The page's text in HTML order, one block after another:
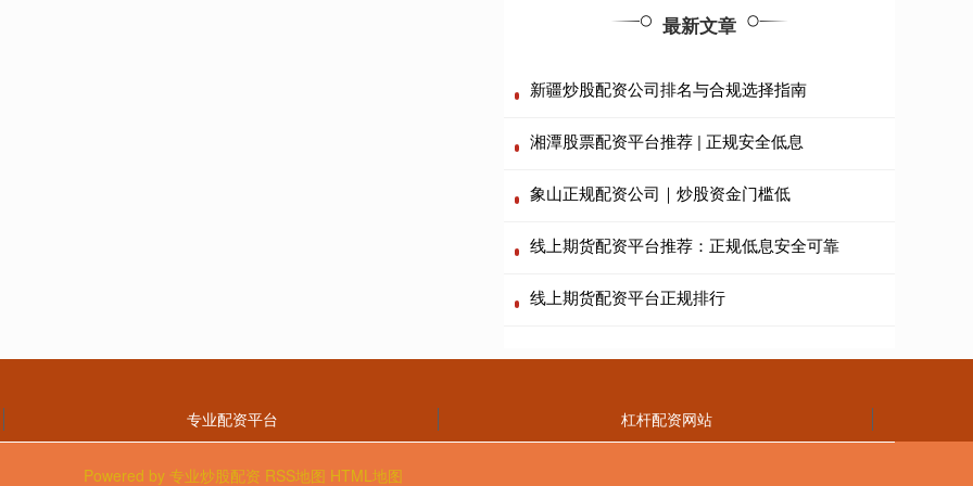
最新文章
新疆炒股配资公司排名与合规选择指南
湘潭股票配资平台推荐 | 正规安全低息
象山正规配资公司｜炒股资金门槛低
线上期货配资平台推荐：正规低息安全可靠
线上期货配资平台正规排行
专业配资平台 杠杆配资网站
Powered by 专业炒股配资 RSS地图 HTML地图